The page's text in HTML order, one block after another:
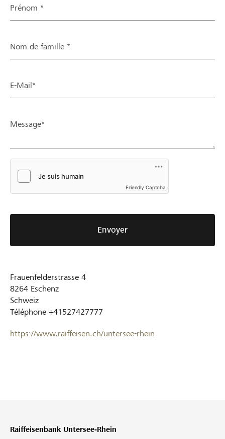
Prénom *
Nom de famille *
E-Mail*
Message*
Friendly Captcha
Envoyer
Frauenfelderstrasse 4
8264 Eschenz
Schweiz
Téléphone +41527427777
https://www.raiffeisen.ch/untersee-rhein
Raiffeisenbank Untersee-Rhein